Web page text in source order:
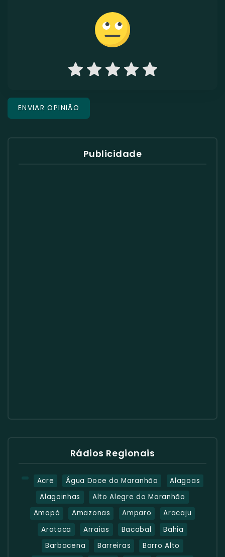
Publicidade
Rádios Regionais
Acre Água Doce do Maranhão
Alagoas
Alagoinhas
Alto Alegre do Maranhão
Amapá
Amazonas Amparo
Aracaju
Arataca
Arraias Bacabal
Bahia
Barbacena
Barreiras Barro Alto